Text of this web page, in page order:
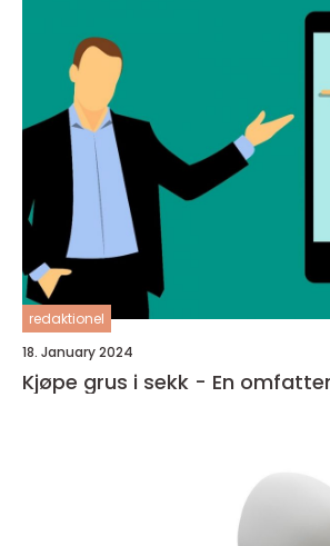
redaktionel
18. January 2024
Kjøpe grus i sekk - En